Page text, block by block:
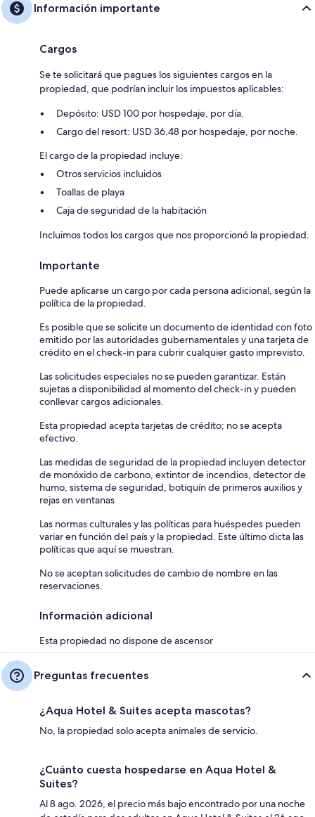
Información importante
Cargos
Se te solicitará que pagues los siguientes cargos en la
propiedad, que podrían incluir los impuestos aplicables:
Depósito: USD 100 por hospedaje, por día.
Cargo del resort: USD 36.48 por hospedaje, por noche.
El cargo de la propiedad incluye:
Otros servicios incluidos
Toallas de playa
Caja de seguridad de la habitación
Incluimos todos los cargos que nos proporcionó la propiedad.
Importante
Puede aplicarse un cargo por cada persona adicional, según la
política de la propiedad.
Es posible que se solicite un documento de identidad con foto
emitido por las autoridades gubernamentales y una tarjeta de
crédito en el check-in para cubrir cualquier gasto imprevisto.
Las solicitudes especiales no se pueden garantizar. Están
sujetas a disponibilidad al momento del check-in y pueden
conllevar cargos adicionales.
Esta propiedad acepta tarjetas de crédito; no se acepta
efectivo.
Las medidas de seguridad de la propiedad incluyen detector
de monóxido de carbono, extintor de incendios, detector de
humo, sistema de seguridad, botiquín de primeros auxilios y
rejas en ventanas
Las normas culturales y las políticas para huéspedes pueden
variar en función del país y la propiedad. Este último dicta las
políticas que aquí se muestran.
No se aceptan solicitudes de cambio de nombre en las
reservaciones.
Información adicional
Esta propiedad no dispone de ascensor
Preguntas frecuentes
¿Aqua Hotel & Suites acepta mascotas?
No, la propiedad solo acepta animales de servicio.
¿Cuánto cuesta hospedarse en Aqua Hotel &
Suites?
Al 8 ago. 2026, el precio más bajo encontrado por una noche